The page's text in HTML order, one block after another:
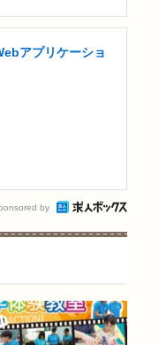
アプリケーショ
by